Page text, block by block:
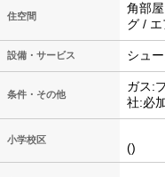
住空間
角部
グ /
設備・サービス シュ
条件・その他
ガス:
社:必
小学校区
()